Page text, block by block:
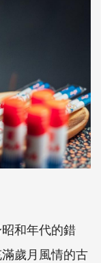
和年代的錯
歲月風情的古